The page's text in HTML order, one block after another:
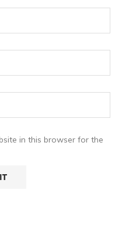
in this browser for the